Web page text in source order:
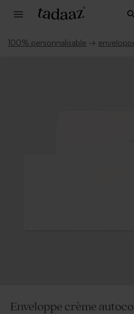
100% personnalisable →
Enveloppe crème